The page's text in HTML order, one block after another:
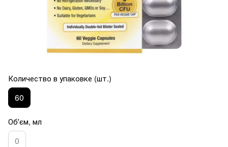
Количество в упаковке (шт.)
60
Обʼєм, мл
0